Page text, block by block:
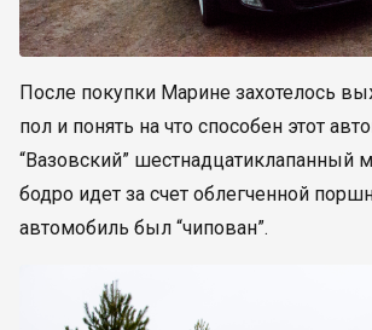
После покупки Марине захотелось
пол и понять на что способен этот
“Вазовский” шестнадцатиклапанный
бодро идет за счет облегченной
автомобиль был “чипован”.